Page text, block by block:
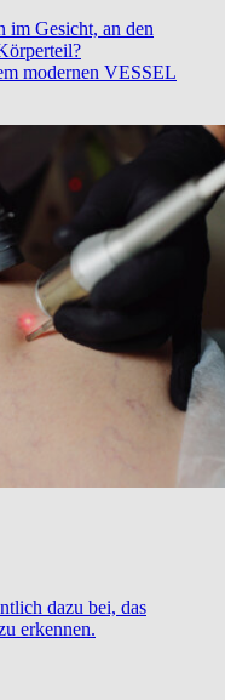
im Gesicht, an den
modernen VESSEL
dazu bei, das
erkennen.